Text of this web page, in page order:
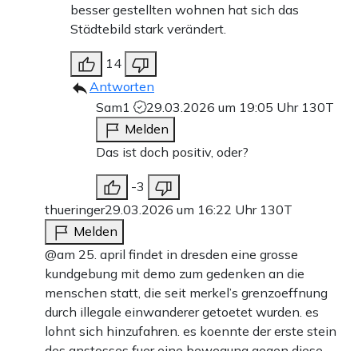
besser gestellten wohnen hat sich das
Städtebild stark verändert.
14
Antworten
Sam1
29.03.2026 um 19:05 Uhr 130T
Melden
Das ist doch positiv, oder?
-3
thueringer29.03.2026 um 16:22 Uhr 130T
Melden
@am 25. april findet in dresden eine grosse
kundgebung mit demo zum gedenken an die
menschen statt, die seit merkel’s grenzoeffnung
durch illegale einwanderer getoetet wurden. es
lohnt sich hinzufahren. es koennte der erste stein